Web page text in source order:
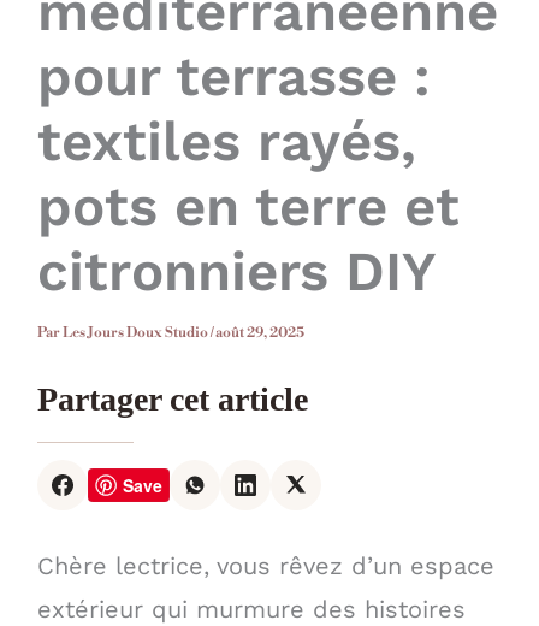
pour terrasse :
textiles rayés,
pots en terre et
citronniers DIY
ParLes Jours Doux Studio/août 29, 2025
Partager cet article
Save
Chère lectrice, vous rêvez d’un espace
extérieur qui murmure des histoires